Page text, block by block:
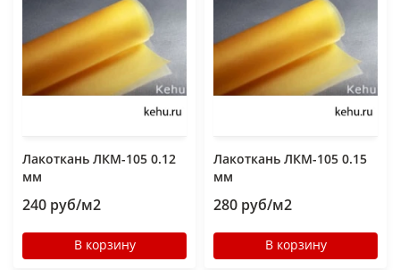
Лакоткань ЛКМ-105 0.12
мм
240 руб/м2
В корзину
Лакоткань ЛКМ-105 0.15
мм
280 руб/м2
В корзину